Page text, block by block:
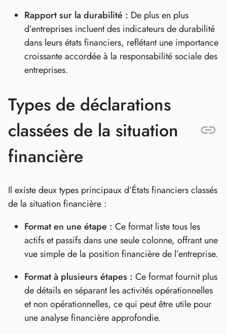
Rapport sur la durabilité : De plus en plus
d’entreprises incluent des indicateurs de durabilité
dans leurs états financiers, reflétant une importance
croissante accordée à la responsabilité sociale des
entreprises.
Types de déclarations
classées de la situation
financière
Il existe deux types principaux d’États financiers classés
de la situation financière :
Format en une étape : Ce format liste tous les
actifs et passifs dans une seule colonne, offrant une
vue simple de la position financière de l’entreprise.
Format à plusieurs étapes : Ce format fournit plus
de détails en séparant les activités opérationnelles
et non opérationnelles, ce qui peut être utile pour
une analyse financière approfondie.